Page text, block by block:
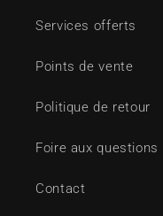
Services offerts
Points de vente
Politique de retour
Foire aux questions
Contact